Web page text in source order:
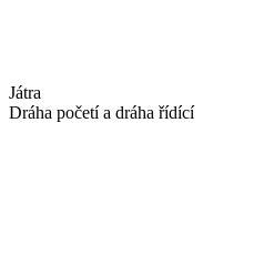
Játra
Dráha početí a dráha řídící